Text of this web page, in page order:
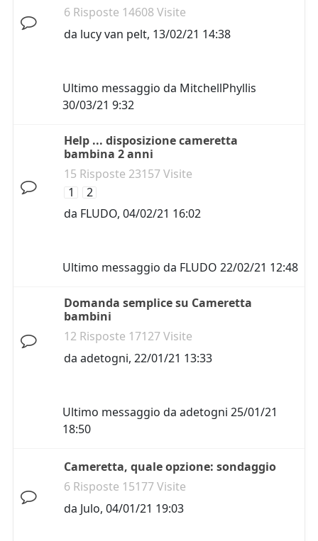
6 Risposte 14608 Visite
da lucy van pelt, 13/02/21 14:38
Ultimo messaggio da MitchellPhyllis
30/03/21 9:32
Help ... disposizione cameretta
bambina 2 anni
15 Risposte 23157 Visite
1
2
da FLUDO, 04/02/21 16:02
Ultimo messaggio da FLUDO 22/02/21 12:48
Domanda semplice su Cameretta
bambini
12 Risposte 17127 Visite
da adetogni, 22/01/21 13:33
Ultimo messaggio da adetogni 25/01/21
18:50
Cameretta, quale opzione: sondaggio
6 Risposte 15177 Visite
da Julo, 04/01/21 19:03